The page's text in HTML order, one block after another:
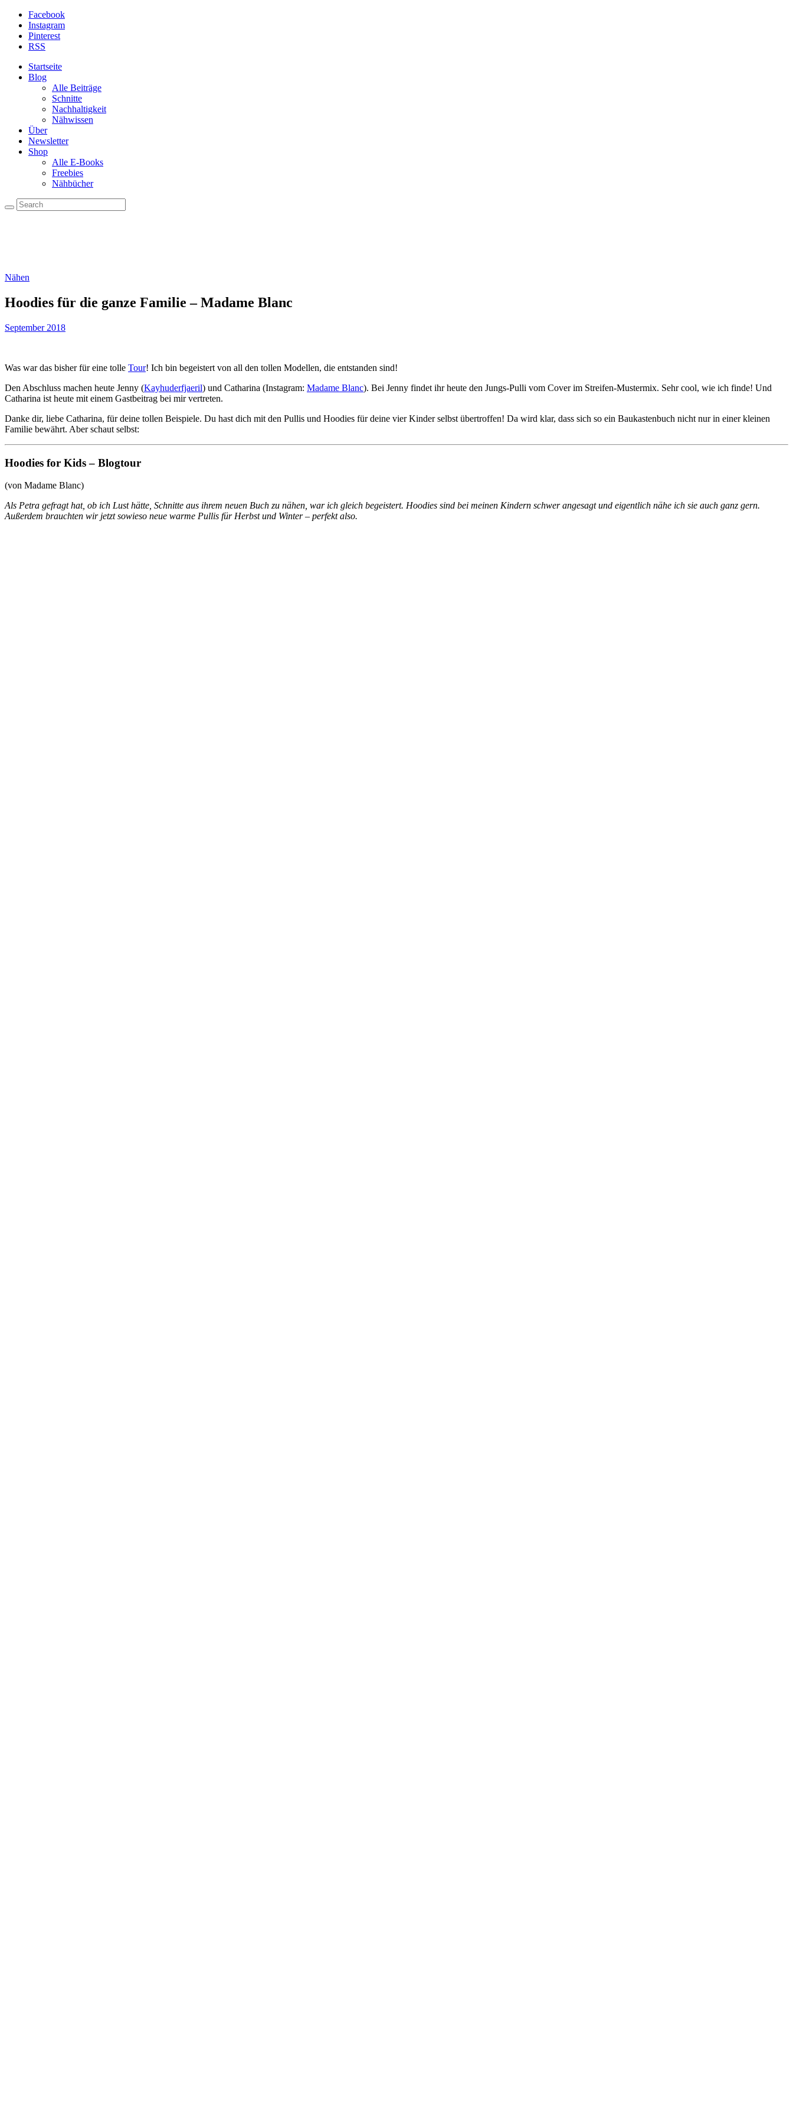
Facebook
Instagram
Pinterest
RSS
Startseite
Blog
Alle Beiträge
Schnitte
Nachhaltigkeit
Nähwissen
Über
Newsletter
Shop
Alle E-Books
Freebies
Nähbücher
Nähen
Hoodies für die ganze Familie – Madame Blanc
September 2018
Was war das bisher für eine tolle Tour! Ich bin begeistert von all den tollen Modellen, die entstanden sind!
Den Abschluss machen heute Jenny (Kayhuderfjaeril) und Catharina (Instagram: Madame Blanc). Bei Jenny findet ihr heute den Jungs-Pulli vom Cover im Streifen-Mustermix. Sehr cool, wie ich finde! Und
Catharina ist heute mit einem Gastbeitrag bei mir vertreten.
Danke dir, liebe Catharina, für deine tollen Beispiele. Du hast dich mit den Pullis und Hoodies für deine vier Kinder selbst übertroffen! Da wird klar, dass sich so ein Baukastenbuch nicht nur in einer kleinen
Familie bewährt. Aber schaut selbst:
Hoodies for Kids – Blogtour
(von Madame Blanc)
Als Petra gefragt hat, ob ich Lust hätte, Schnitte aus ihrem neuen Buch zu nähen, war ich gleich begeistert. Hoodies sind bei meinen Kindern schwer angesagt und eigentlich nähe ich sie auch ganz gern.
Außerdem brauchten wir jetzt sowieso neue warme Pullis für Herbst und Winter – perfekt also.